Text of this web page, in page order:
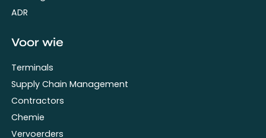
ADR
Voor wie
Terminals
Supply Chain Management
Contractors
Chemie
Vervoerders